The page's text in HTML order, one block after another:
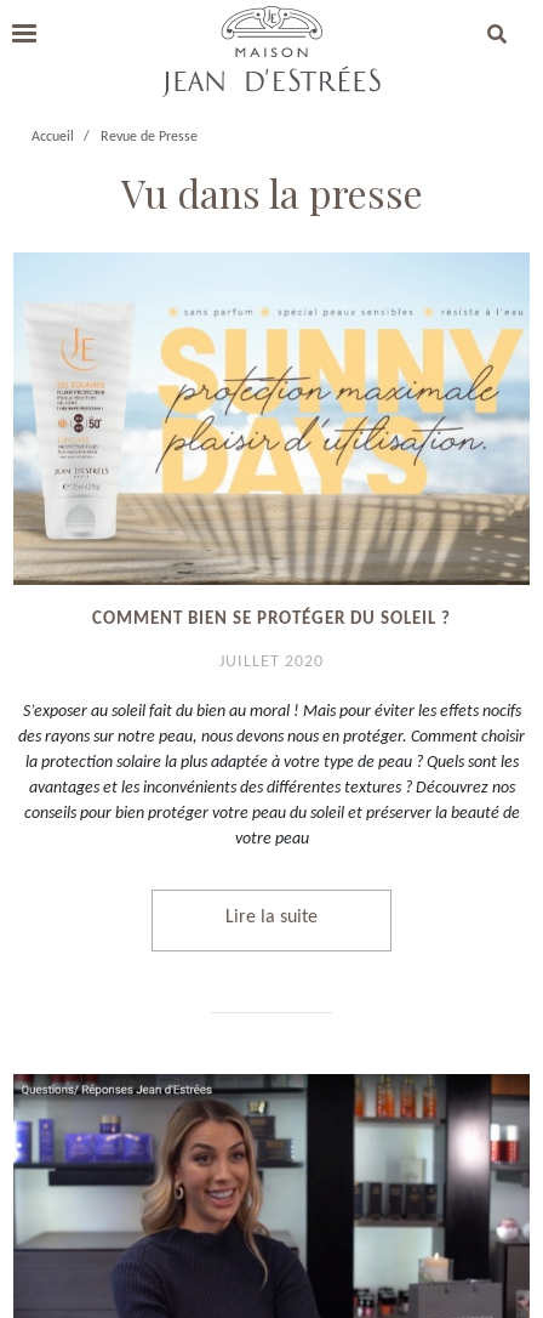
Accueil Revue de Presse
Vu dans la presse
COMMENT BIEN SE PROTÉGER DU SOLEIL ?
JUILLET 2020
S’exposer au soleil fait du bien au moral ! Mais pour éviter les effets nocifs
des rayons sur notre peau, nous devons nous en protéger. Comment choisir
la protection solaire la plus adaptée à votre type de peau ? Quels sont les
avantages et les inconvénients des différentes textures ? Découvrez nos
conseils pour bien protéger votre peau du soleil et préserver la beauté de
votre peau
Lire la suite